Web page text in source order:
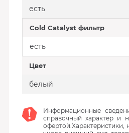
есть
Cold Catalyst фильтр
есть
Цвет
белый
Информационные
справочный характер и
офертой.Характеристики,